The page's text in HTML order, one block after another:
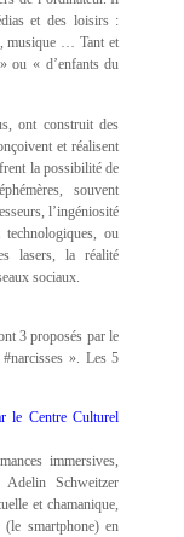
et des loisirs :
musique … Tant et
ou « d’enfants du
ont construit des
et réalisent
la possibilité de
souvent
l’ingéniosité
ou
lasers, la réalité
sociaux.
3 proposés par le
». Les 5
le Centre Culturel
immersives,
Adelin Schweitzer
et chamanique,
smartphone) en